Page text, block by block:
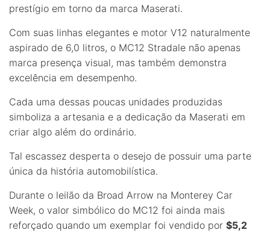
prestígio em torno da marca Maserati.
Com suas linhas elegantes e motor V12 naturalmente
aspirado de 6,0 litros, o MC12 Stradale não apenas
marca presença visual, mas também demonstra
excelência em desempenho.
Cada uma dessas poucas unidades produzidas
simboliza a artesania e a dedicação da Maserati em
criar algo além do ordinário.
Tal escassez desperta o desejo de possuir uma parte
única da história automobilística.
Durante o leilão da Broad Arrow na Monterey Car
Week, o valor simbólico do MC12 foi ainda mais
reforçado quando um exemplar foi vendido por $5,2